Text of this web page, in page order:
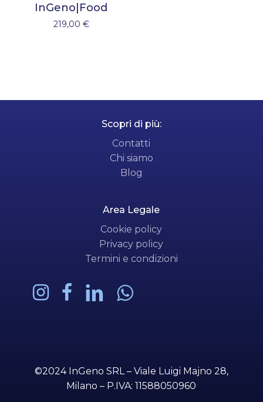
Pagamento
InGeno|Food
219,00 €
Scopri di più:
Contatti
Chi siamo
Blog
Area Legale
Cookie policy
Privacy policy
Termini e condizioni
©2024 InGeno SRL – Viale Luigi Majno 28,
Milano – P.IVA: 11588050960